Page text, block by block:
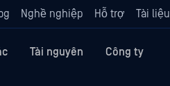
Nghề nghiệp Hỗ trợ Tài liệu
Tài nguyên Công ty